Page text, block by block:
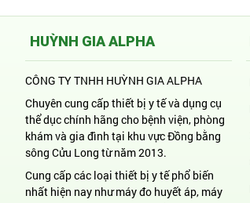
HUỲNH GIA ALPHA
CÔNG TY TNHH HUỲNH GIA ALPHA
Chuyên cung cấp thiết bị y tế và dụng cụ
thể dục chính hãng cho bệnh viện, phòng
khám và gia đình tại khu vực Đồng bằng
sông Cửu Long từ năm 2013.
Cung cấp các loại thiết bị y tế phổ biến
nhất hiện nay như máy đo huyết áp, máy